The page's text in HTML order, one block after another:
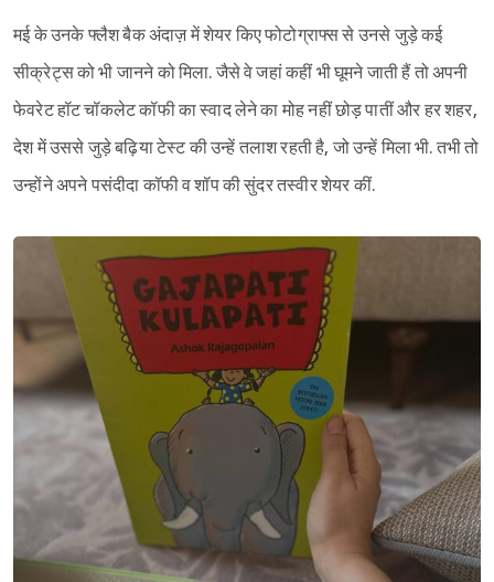
मई के उनके फ्लैश बैक अंदाज़ में शेयर किए फोटोग्राफ्स से उनसे जुड़े कई
सीक्रेट्स को भी जानने को मिला. जैसे वे जहां कहीं भी घूमने जाती हैं तो अपनी
फेवरेट हॉट चॉकलेट कॉफी का स्वाद लेने का मोह नहीं छोड़ पातीं और हर शहर,
देश में उससे जुड़े बढ़िया टेस्ट की उन्हें तलाश रहती है, जो उन्हें मिला भी. तभी तो
उन्होंने अपने पसंदीदा कॉफी व शॉप की सुंदर तस्वीर शेयर कीं.